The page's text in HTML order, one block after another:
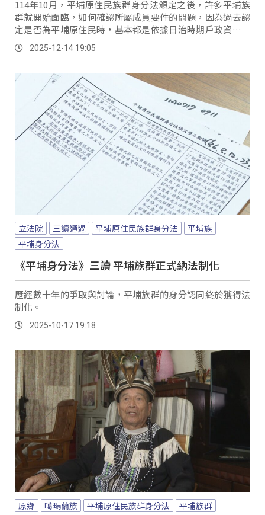
114年10月，平埔原住民族群身分法頒定之後，許多平埔族
群就開始面臨，如何確認所屬成員要件的問題，因為過去認
定是否為平埔原住民時，基本都是依據日治時期戶政資料的
註記，不過後來有的被塗黑無法辨認，有的甚至沒有被記
載，這就讓現在平埔族群要認定所屬成員時，有了一定程度
2025-12-14 19:05
立法院 三讀通過 平埔原住民族群身分法
平埔族
平埔身分法
《平埔身分法》三讀 平埔族群正式納法制化
歷經數十年的爭取與討論，平埔族群的身分認同終於獲得法
制化。
2025-10-17 19:18
原鄉 噶瑪蘭族 平埔原住民族群身分法 平埔族群